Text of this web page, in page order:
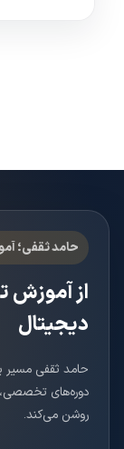
حامد ثقفی؛
از آموزش
دیجیتال
حامد ثقفی مسیر
دوره‌های تخصصی،
روشن می‌کند.